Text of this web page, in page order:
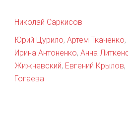
Николай Саркисов
Юрий Цурило, Артем Ткаченко,
Ирина Антоненко, Анна
Жижневский, Евгений Крылов,
Гогаева